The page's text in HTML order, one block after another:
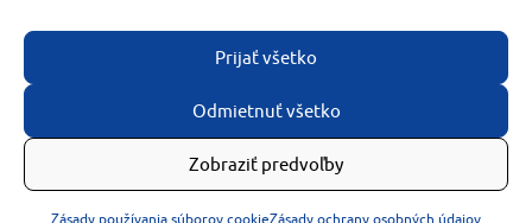
Prijať všetko
Odmietnuť všetko
Zobraziť predvoľby
Zásady používania súborov cookieZásady ochrany osobných údajov